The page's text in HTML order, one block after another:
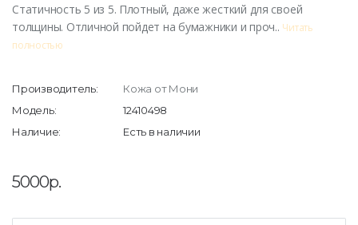
Статичность 5 из 5. Плотный, даже жесткий для своей
толщины. Отличной пойдет на бумажники и проч.. Читать
полностью
Производитель:
Кожа от Мони
Модель:
12410498
Наличие:
Есть в наличии
5000р.